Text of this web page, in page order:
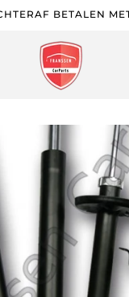
BETALEN